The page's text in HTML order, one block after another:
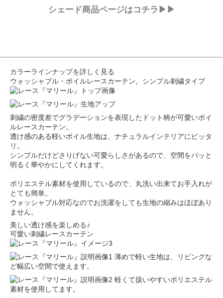
シェード商品ページはコチラ▶▶
カラーラインナップを詳しく見る
ウォッシャブル・ボイルレースカーテン。シンプル刺繍タイプ
刺繍の密度差でグラデーションを表現したドット柄が可愛いボイ
ルレースカーテン。
透け感のある軽いボイル生地は、ナチュラルインテリアにピッタ
リ。
シンプルだけどさりげない可愛らしさがあるので、空間をパッと
明るく華やかにしてくれます。
ポリエステル素材を使用しているので、丸洗い出来てお手入れが
とても簡単。
ウォッシャブル対応なのでお洗濯をしても生地の縮みはほぼあり
ません。
美しい透け感を楽しめる♪
可愛い刺繍レースカーテン
薄めで軽い生地は、リビングな
ど幅広い空間で使えます。
軽くて扱いやすいポリエステル
素材を使用してます。